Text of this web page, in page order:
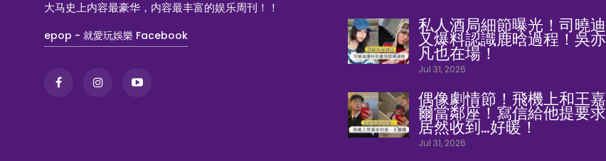
大马史上内容最豪华，内容最丰富的娱乐周刊！！
epop - 就愛玩娛樂 Facebook 私人酒局細節曝光！司曉迪
又爆料認識鹿晗過程！吳亦
凡也在場！
Jul 31, 2026
偶像劇情節！飛機上和王嘉
爾當鄰座！寫信給他提要求
居然收到…好暖！
Jul 31, 2026